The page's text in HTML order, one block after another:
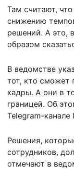
Там считают,
снижению
решений. А это,
образом
В ведомстве
тот, кто сможет
кадры. А они в
границей. Об
Telegram-
Решения,
сотрудников,
отмечают в